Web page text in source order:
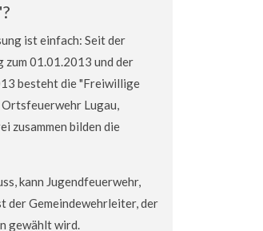
ist einfach: Seit der
zum 01.01.2013 und der
besteht die "Freiwillige
Lugau,
zusammen bilden die
kann Jugendfeuerwehr,
der Gemeindewehrleiter, der
gewählt wird.